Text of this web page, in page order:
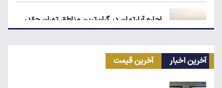
اجاره آپارتمان در گران‌ترین مناطق تهران چقدر
است؟
آخرین اخبار آخرین قیمت